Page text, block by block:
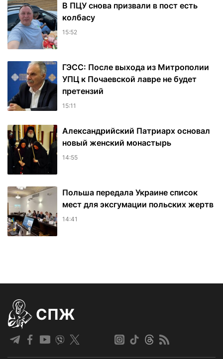
В ПЦУ снова призвали в пост есть
колбасу
15:52
ГЭСС: После выхода из Митрополии
УПЦ к Почаевской лавре не будет
претензий
15:11
Александрийский Патриарх основал
новый женский монастырь
14:55
Польша передала Украине список
мест для эксгумации польских жертв
14:41
СПЖ